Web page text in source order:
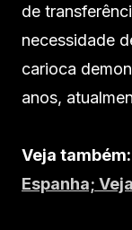
de
necessidade
carioca
anos,
Veja também:
Espanha;